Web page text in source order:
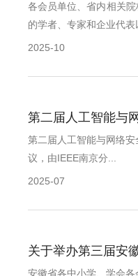
各会员单位、省内相关
的学者、专家和企业代表
2025-10
第二届人工智能与
第二届人工智能与网络
议，由IEEE南京分...
2025-07
关于举办第三届安
安徽省各中小学、学会